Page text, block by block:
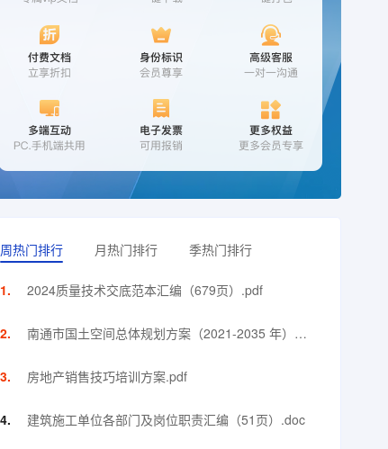
周热门排行 月热门排行 季热门排行
2024质量技术交底范本汇编（679页）.pdf
南通市国土空间总体规划方案（2021-2035 年）
（118页）.pdf
房地产销售技巧培训方案.pdf
建筑施工单位各部门及岗位职责汇编（51页）.doc